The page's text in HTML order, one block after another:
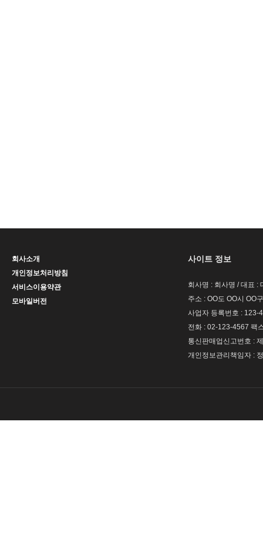
회사소개
개인정보처리방침
서비스이용약관
모바일버전
사이트 정보
회사명 : 회사명 / 대표 :
주소 : OO도 OO시 OO
사업자 등록번호 : 123-
전화 : 02-123-4567 팩
통신판매업신고번호 :
개인정보관리책임자 :